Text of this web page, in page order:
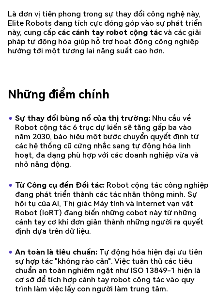
Là đơn vị tiên phong trong sự thay đổi công nghệ này,
Elite Robots đang tích cực đóng góp vào sự phát triển
này, cung cấp các cánh tay robot cộng tácvà các giải
pháp tự động hóa giúp hỗ trợ hoạt động công nghiệp
hướng tới một tương lai năng suất cao hơn.
Những điểm chính
Sự thay đổi bùng nổ của thị trường: Nhu cầu về
Robot cộng tác 6 trục dự kiến sẽ tăng gấp ba vào
năm 2030, báo hiệu một bước chuyển quyết định từ
các hệ thống cũ cứng nhắc sang tự động hóa linh
hoạt, đa dạng phù hợp với các doanh nghiệp vừa và
nhỏ năng động.
Từ Công cụ đến Đối tác: Robot cộng tác công nghiệp
đang phát triển thành các tác nhân thông minh. Sự
hội tụ của AI, Thị giác Máy tính và Internet vạn vật
Robot (IoRT) đang biến những cobot này từ những
cánh tay cơ khí đơn giản thành những người ra quyết
định dựa trên dữ liệu.
An toàn là tiêu chuẩn: Tự động hóa hiện đại ưu tiên
sự hợp tác "không rào cản". Việc tuân thủ các tiêu
chuẩn an toàn nghiêm ngặt như ISO 13849-1 hiện là
cơ sở để tích hợp cánh tay robot cộng tác vào quy
trình làm việc lấy con người làm trung tâm.